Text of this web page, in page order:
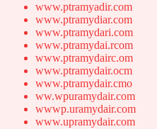
www.ptramyadir.com
www.ptramydiar.com
www.ptramydari.com
www.ptramydai.rcom
www.ptramydairc.om
www.ptramydair.ocm
www.ptramydair.cmo
ww.wpuramydair.com
wwwp.uramydair.com
www.upramydair.com